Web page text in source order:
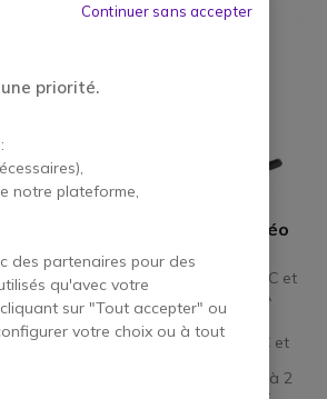
Jabra Evolve2 55 Stéréo
Link380
Casque MS sans-fil pour PC et
mobile avec Dongle USB-A
Link380.
Casque sans-fil pour PC et
Multipoint : se connecte à 2
priorité.
notre plateforme,
des partenaires pour des
qu'avec votre
sur "Tout accepter" ou
votre choix ou à tout
Continuer sans accepter